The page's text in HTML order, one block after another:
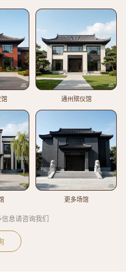
馆 通州殡仪馆
更多场馆
息请咨询我们